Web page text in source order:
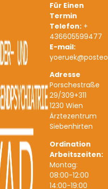
Für Einen
Termin
Telefon: +
436605599477
E-mail:
Adresse
Porschestraße
29/309+311
1230 Wien
Ärztezentrum
Siebenhirten
Ordination
Arbeitszeiten:
Montag:
08:00-12:00
14:00-19:00